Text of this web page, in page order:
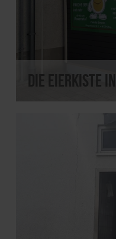
Die Eierkiste